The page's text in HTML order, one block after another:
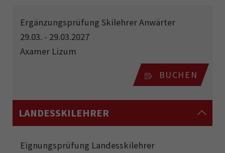
Ergänzungsprüfung Skilehrer Anwärter
29.03. - 29.03.2027
Axamer Lizum
BUCHEN
LANDESSKILEHRER
Eignungsprüfung Landesskilehrer